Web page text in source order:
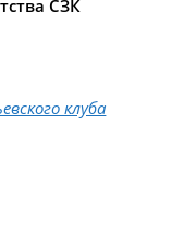
СЗК
клуба